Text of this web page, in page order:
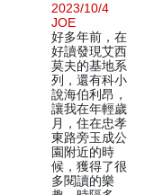
2023/10/4
JOE
好多年前，在
好讀發現艾西
莫夫的基地系
列，還有科小
說海伯利昂，
讓我在年輕歲
月，住在忠孝
東路旁玉成公
園附近的時
候，獲得了很
多閱讀的樂